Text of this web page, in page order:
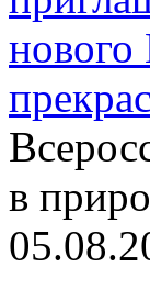
нового
в